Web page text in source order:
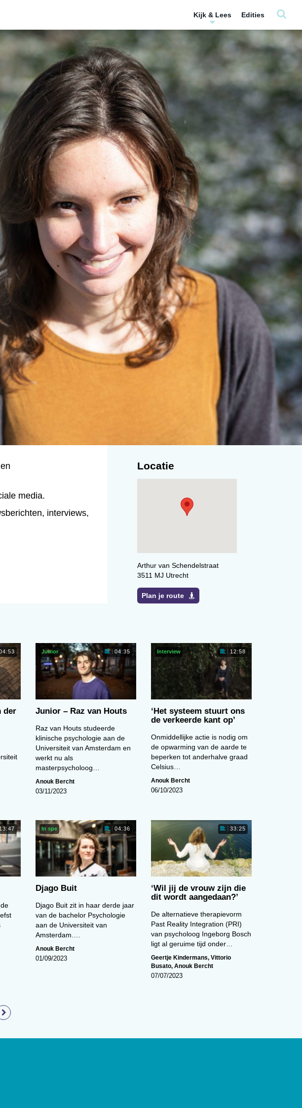
Kijk & Lees Edities
media.
interviews,
Locatie
Arthur van Schendelstraat
3511 MJ Utrecht
Plan je route
der
Junior 04:35
Junior – Raz van Houts
Raz van Houts studeerde
klinische psychologie aan de
Universiteit van Amsterdam en
werkt nu als
masterpsycholoog…
Anouk Bercht
03/11/2023
Interview 12:58
‘Het systeem stuurt ons
de verkeerde kant op’
Onmiddellijke actie is nodig om
de opwarming van de aarde te
beperken tot anderhalve graad
Celsius…
Anouk Bercht
06/10/2023
13:47 In spe 04:36
Djago Buit
Djago Buit zit in haar derde jaar
van de bachelor Psychologie
aan de Universiteit van
Amsterdam.…
Anouk Bercht
01/09/2023
33:25
‘Wil jij de vrouw zijn die
dit wordt aangedaan?’
De alternatieve therapievorm
Past Reality Integration (PRI)
van psycholoog Ingeborg Bosch
ligt al geruime tijd onder…
Geertje Kindermans, Vittorio
Busato, Anouk Bercht
07/07/2023